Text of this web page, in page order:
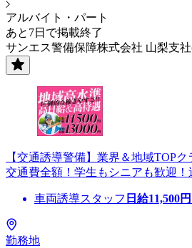
アルバイト・パート
あと7日で掲載終了
サンエス警備保障株式会社 山梨支社
【交通誘導警備】業界＆地域TOP
交通費全額！学生もシニアも歓迎
車両誘導スタッフ 日給11,500
勤務地